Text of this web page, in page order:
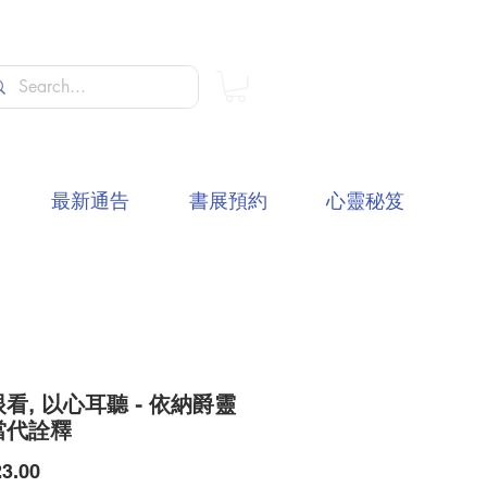
看, 以心耳聽 - 依納爵靈
代詮釋
價
最新通告 書展預約 心靈秘笈